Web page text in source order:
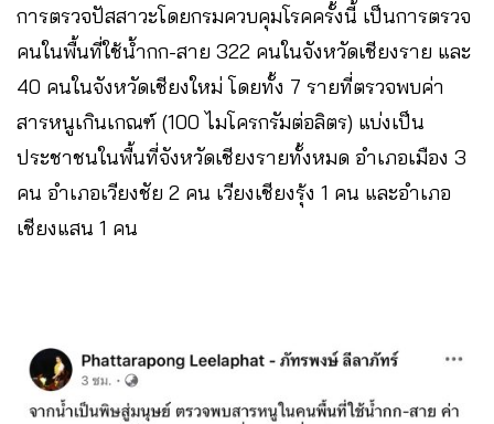
การตรวจปัสสาวะโดยกรมควบคุมโรคครั้งนี้ เป็นการตรวจ
คนในพื้นที่ใช้น้ำกก-สาย 322 คนในจังหวัดเชียงราย และ
40 คนในจังหวัดเชียงใหม่ โดยทั้ง 7 รายที่ตรวจพบค่า
สารหนูเกินเกณฑ์ (100 ไมโครกรัมต่อลิตร) แบ่งเป็น
ประชาชนในพื้นที่จังหวัดเชียงรายทั้งหมด อำเภอเมือง 3
คน อำเภอเวียงชัย 2 คน เวียงเชียงรุ้ง 1 คน และอำเภอ
เชียงแสน 1 คน